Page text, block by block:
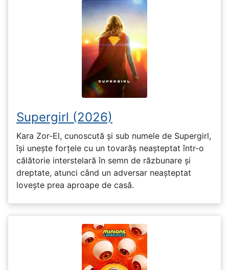
Supergirl (2026)
Kara Zor-El, cunoscută și sub numele de Supergirl,
își unește forțele cu un tovarăș neașteptat într-o
călătorie interstelară în semn de răzbunare și
dreptate, atunci când un adversar neașteptat
lovește prea aproape de casă.